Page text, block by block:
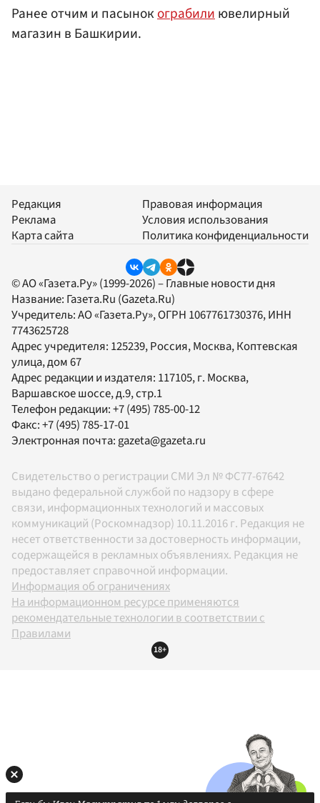
Ранее отчим и пасынокограбилиювелирный
магазин в Башкирии.
Редакция
Реклама
Карта сайта
Правовая информация
Условия использования
Политика конфиденциальности
© АО «Газета.Ру» (1999-2026) – Главные новости дня
Название: Газета.Ru (Gazeta.Ru)
Учредитель:АО «Газета.Ру», ОГРН 1067761730376, ИНН
7743625728
Адрес учредителя: 125239, Россия, Москва, Коптевская
улица, дом 67
Адрес редакции и издателя: 117105, г. Москва,
Варшавское шоссе, д.9, стр.1
Телефон редакции:+7 (495) 785-00-12
Факс:+7 (495) 785-17-01
Электронная почта: gazeta@gazeta.ru
Свидетельство о регистрации СМИ Эл № ФС77-67642
выдано федеральной службой по надзору в сфере
связи, информационных технологий и массовых
коммуникаций (Роскомнадзор) 10.11.2016 г. Редакция не
несет ответственности за достоверность информации,
содержащейся в рекламных объявлениях. Редакция не
предоставляет справочной информации.
Информация об ограничениях
На информационном ресурсе применяются
рекомендательные технологии в соответствии с
Правилами
18+